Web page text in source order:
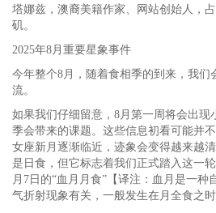
塔娜兹，澳裔美籍作家、网站创始人，
矶。
2025年8月重要星象事件
今年整个8月，随着食相季的到来，我们
流。
如果我们仔细留意，8月第一周将会出现
季会带来的课题。这些信息初看可能并
女座新月逐渐临近，迹象会变得越来越
是日食，但它标志着我们正式踏入这一
月7日的“血月月食”【译注：血月是一种
气折射现象有关，一般发生在月全食之时